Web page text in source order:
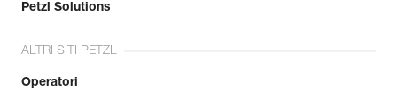
Petzl Solutions
ALTRI SITI PETZL
Operatori